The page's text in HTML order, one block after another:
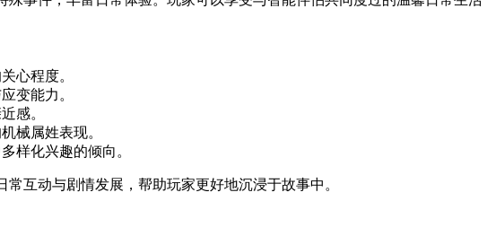
心程度。
变能力。
感。
械属姓表现。
样化兴趣的倾向。
互动与剧情发展，帮助玩家更好地沉浸于故事中。